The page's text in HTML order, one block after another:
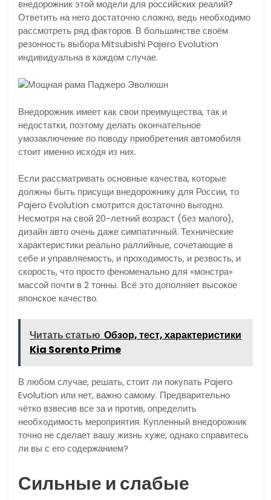
внедорожник этой модели для российских реалий?
Ответить на него достаточно сложно, ведь необходимо
рассмотреть ряд факторов. В большинстве своём
резонность выбора Mitsubishi Pajero Evolution
индивидуальна в каждом случае.
Внедорожник имеет как свои преимущества, так и
недостатки, поэтому делать окончательное
умозаключение по поводу приобретения автомобиля
стоит именно исходя из них.
Если рассматривать основные качества, которые
должны быть присущи внедорожнику для России, то
Pajero Evolution смотрится достаточно выгодно.
Несмотря на свой 20-летний возраст (без малого),
дизайн авто очень даже симпатичный. Технические
характеристики реально раллийные, сочетающие в
себе и управляемость, и проходимость, и резвость, и
скорость, что просто феноменально для «монстра»
массой почти в 2 тонны. Всё это дополняет высокое
японское качество.
Читать статью Обзор, тест, характеристики
Kia Sorento Prime
В любом случае, решать, стоит ли покупать Pajero
Evolution или нет, важно самому. Предварительно
чётко взвесив все за и против, определить
необходимость мероприятия. Купленный внедорожник
точно не сделает вашу жизнь хуже, однако справитесь
ли вы с его содержанием?
Сильные и слабые